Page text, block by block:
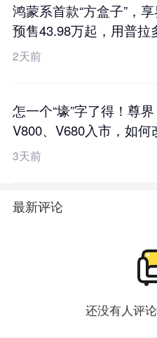
鸿蒙系首款“方盒子”，
预售43.98万起，用普拉
价格硬刚卫士？
2天前
怎一个“壕”字了得！尊界
V800、V680入市，如何
百万豪华局？
3天前
最新评论
还没有人评